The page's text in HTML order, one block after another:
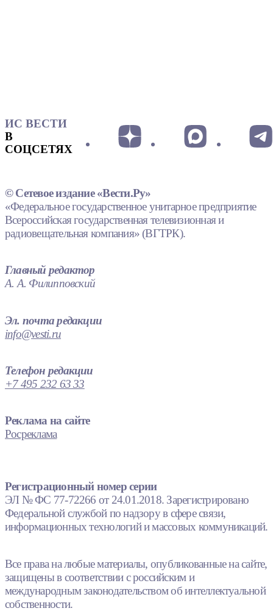
ИС ВЕСТИ
В
СОЦСЕТЯХ
© Сетевое издание «Вести.Ру»
«Федеральное государственное унитарное предприятие
Всероссийская государственная телевизионная и
радиовещательная компания» (ВГТРК).
Главный редактор
А. А. Филипповский
Эл. почта редакции
info@vesti.ru
Телефон редакции
+7 495 232 63 33
Реклама на сайте
Росреклама
Регистрационный номер серии
ЭЛ № ФС 77-72266 от 24.01.2018. Зарегистрировано
Федеральной службой по надзору в сфере связи,
информационных технологий и массовых коммуникаций.
Все права на любые материалы, опубликованные на сайте,
защищены в соответствии с российским и
международным законодательством об интеллектуальной
собственности.